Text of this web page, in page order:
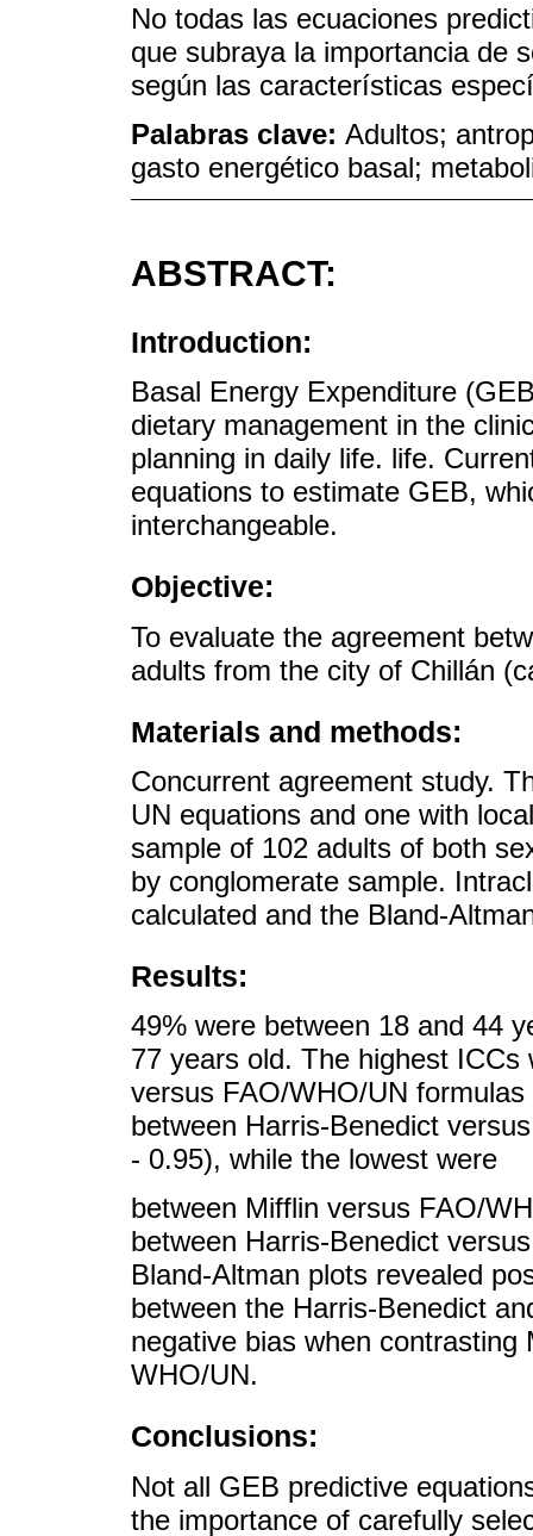
No todas las ecuaciones
que subraya la importancia de
según las características
Palabras clave: Adultos;
gasto energético basal;
ABSTRACT:
Introduction:
Basal Energy Expenditure
dietary management in the
planning in daily life. life.
equations to estimate GEB,
interchangeable.
Objective:
To evaluate the agreement
adults from the city of Chillán
Materials and methods:
Concurrent agreement study.
UN equations and one with
sample of 102 adults of both
by conglomerate sample.
calculated and the Bland-
Results:
49% were between 18 and 44
77 years old. The highest
versus FAO/WHO/UN
between Harris-Benedict
- 0.95), while the lowest were
between Mifflin versus FAO/
between Harris-Benedict
Bland-Altman plots revealed
between the Harris-Benedict
negative bias when contrasting
WHO/UN.
Conclusions:
Not all GEB predictive
the importance of carefully